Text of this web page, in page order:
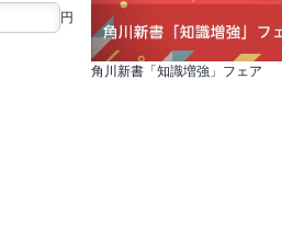
円
角川新書「知識増強」フェア